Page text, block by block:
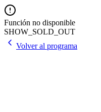
Función no disponible
SHOW_SOLD_OUT
Volver al programa